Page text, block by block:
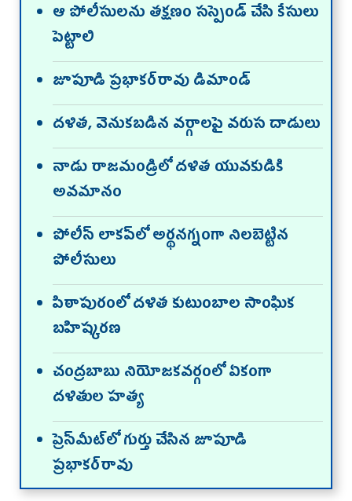
ఆ పోలీసులను తక్షణం సస్పెండ్‌ చేసి కేసులు
పెట్టాలి
జూపూడి ప్రభాకర్‌రావు డిమాండ్‌
దళిత, వెనుకబడిన వర్గాలపై వరుస దాడులు
నాడు రాజమండ్రిలో దళిత యువకుడికి
అవమానం
పోలీస్‌ లాకప్‌లో అర్థనగ్నంగా నిలబెట్టిన
పోలీసులు
పిఠాపురంలో దళిత కుటుంబాల సాంఘిక
బహిష్కరణ
చంద్రబాబు నియోజకవర్గంలో ఏకంగా
దళితుల హత్య
ప్రెస్‌మీట్‌లో గుర్తు చేసిన జూపూడి
ప్రభాకర్‌రావు